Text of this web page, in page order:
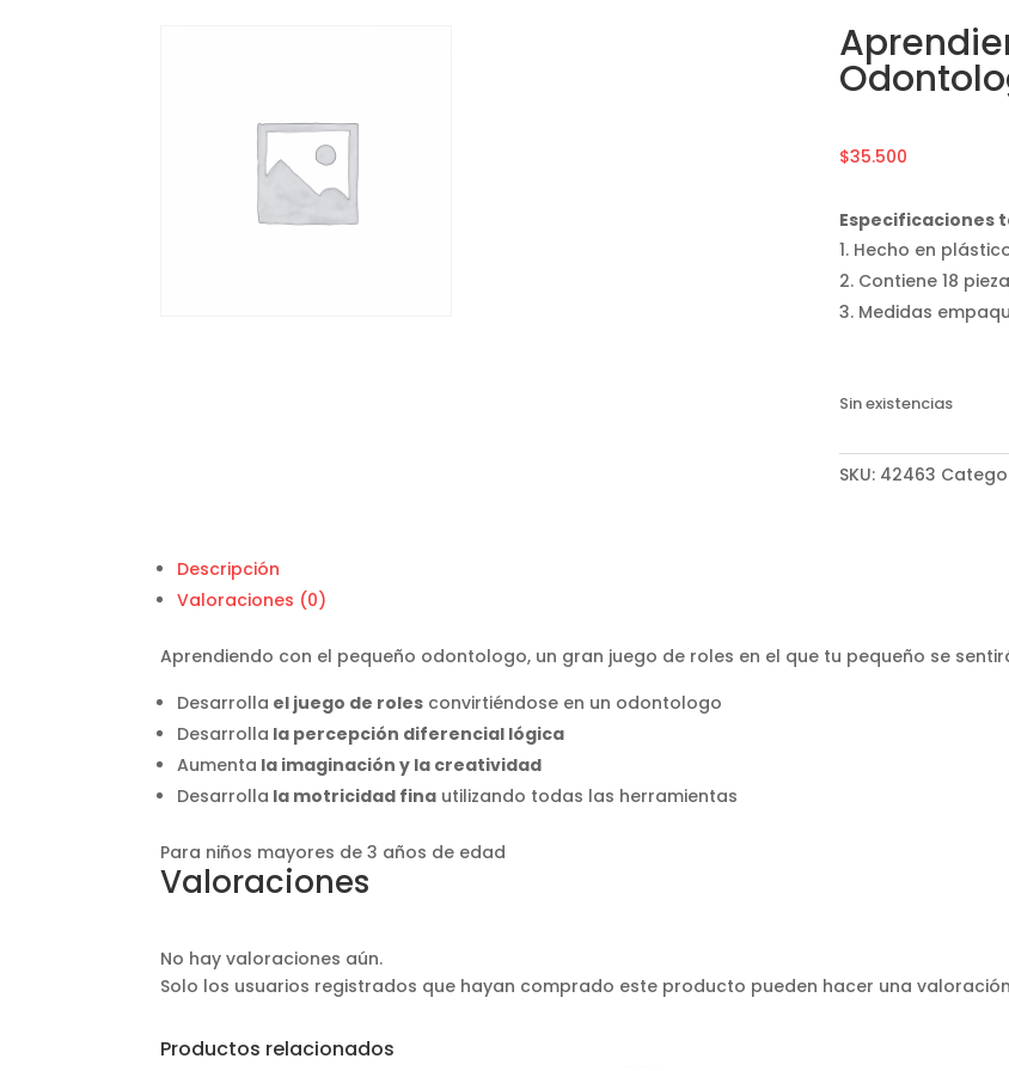
$35.500
Especificaciones
Hecho en
Contiene 18
Medidas
Sin existencias
SKU: 42463
Descripción
Valoraciones (0)
Aprendiendo con el pequeño odontologo, un gran juego de roles en el que tu pequeño se
Desarrolla el juego de roles convirtiéndose en un odontologo
Desarrolla la percepción diferencial lógica
Aumenta la imaginación y la creatividad
Desarrolla la motricidad fina utilizando todas las herramientas
Para niños mayores de 3 años de edad
Valoraciones
No hay valoraciones aún.
Solo los usuarios registrados que hayan comprado este producto pueden hacer una
Productos relacionados